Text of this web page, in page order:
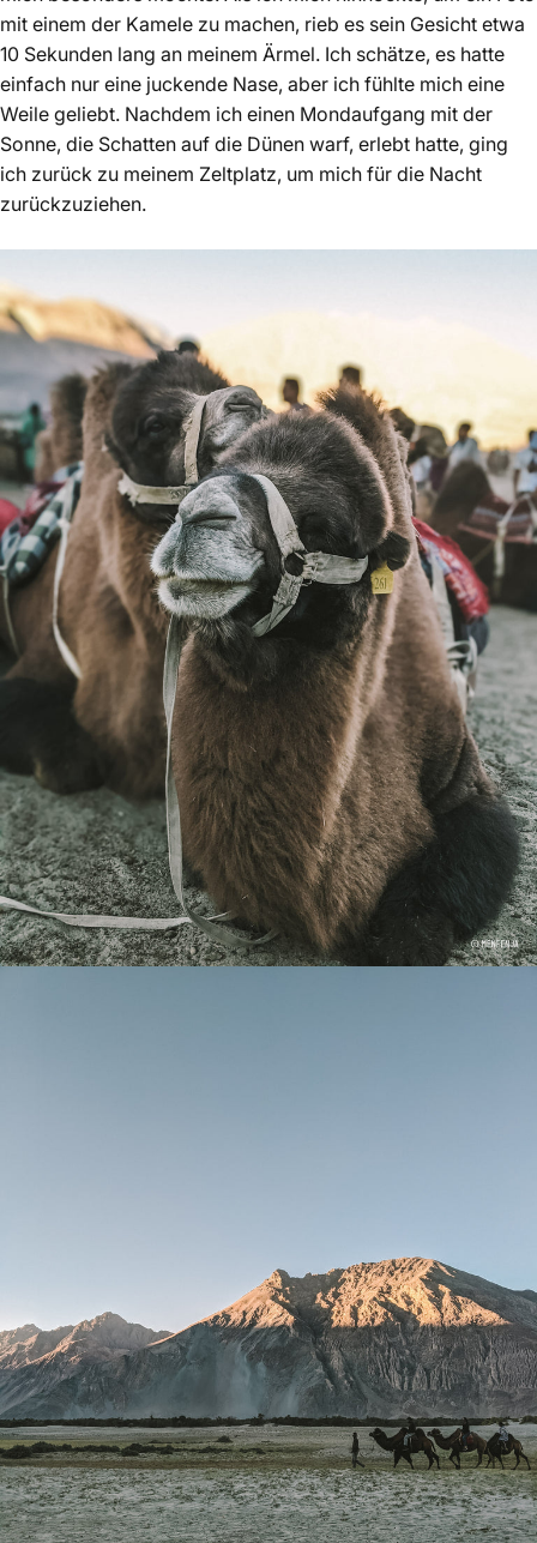
mit einem der Kamele zu machen, rieb es sein Gesicht etwa
10 Sekunden lang an meinem Ärmel. Ich schätze, es hatte
einfach nur eine juckende Nase, aber ich fühlte mich eine
Weile geliebt. Nachdem ich einen Mondaufgang mit der
Sonne, die Schatten auf die Dünen warf, erlebt hatte, ging
ich zurück zu meinem Zeltplatz, um mich für die Nacht
zurückzuziehen.